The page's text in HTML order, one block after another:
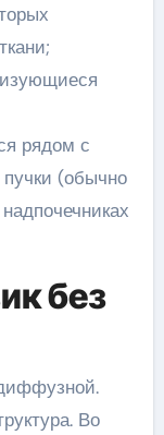
рядом с
(обычно
без
Во